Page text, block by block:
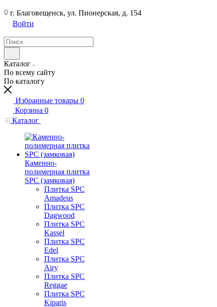
г. Благовещенск, ул. Пионерская, д. 154
Войти
Каталог
По всему сайту
По каталогу
Избранные товары 0
Корзина 0
Каталог
Каменно-
полимерная плитка
SPC (замковая)
Плитка SPC
Amadeus
Плитка SPC
Dagwood
Плитка SPC
Kassel
Плитка SPC
Edel
Плитка SPC
Airy
Плитка SPC
Reggae
Плитка SPC
Kiparis